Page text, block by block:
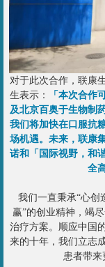
对于此次合作，联康
生表示：
「本次合作
及北京百奥于生物制
我们将加快在口服抗
场机遇。未来，联康
诺和「国际视野，和
全
我们一直秉承“心创
赢”的创业精神，竭
治疗方案。顺应中国
来的十年，我们立志
患者带来